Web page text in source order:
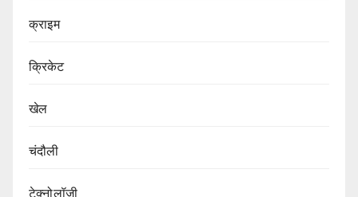
क्राइम
क्रिकेट
खेल
चंदौली
टेक्नोलॉजी